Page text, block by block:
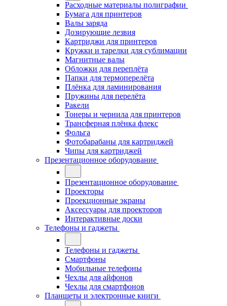
Расходные материалы полиграфии
Бумага для принтеров
Валы заряда
Дозирующие лезвия
Картриджи для принтеров
Кружки и тарелки для сублимации
Магнитные валы
Обложки для переплёта
Папки для термоперелёта
Плёнка для ламинирования
Пружины для перелёта
Ракели
Тонеры и чернила для принтеров
Трансферная плёнка флекс
Фольга
Фотобарабаны для картриджей
Чипы для картриджей
Презентационное оборудование
Презентационное оборудование
Проекторы
Проекционные экраны
Аксессуары для проекторов
Интерактивные доски
Телефоны и гаджеты
Телефоны и гаджеты
Смартфоны
Мобильные телефоны
Чехлы для айфонов
Чехлы для смартфонов
Планшеты и электронные книги